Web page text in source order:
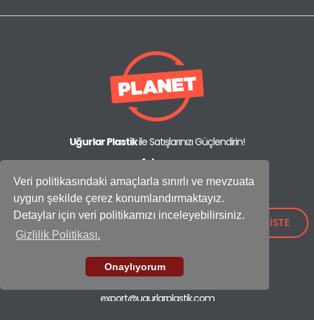
Veri politikasındaki amaçlarla sınırlı ve mevzuata
uygun şekilde çerez konumlandırmaktayız.
Detaylar için veri politikamızı inceleyebilirsiniz.
Gizlilik Politikası.
Onaylıyorum
Uğurlar Plastikile Satışlarınızı Güçlendirin!
Adres:
IOSB Mah., İpkas Sanayi Sitesi 3. Etap C Blok No: 21,
34490 Başakşehir - İstanbul / Türkiye
Showroom
+90 (212) 659 26 52
+90 (212) 549 37 17
export@ugurlarplastik.com
TEKLİF İSTE